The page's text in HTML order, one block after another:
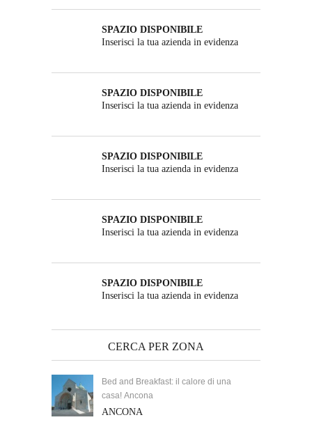
SPAZIO DISPONIBILE
Inserisci la tua azienda in evidenza
SPAZIO DISPONIBILE
Inserisci la tua azienda in evidenza
SPAZIO DISPONIBILE
Inserisci la tua azienda in evidenza
SPAZIO DISPONIBILE
Inserisci la tua azienda in evidenza
SPAZIO DISPONIBILE
Inserisci la tua azienda in evidenza
CERCA PER ZONA
Bed and Breakfast: il calore di una
casa! Ancona
ANCONA